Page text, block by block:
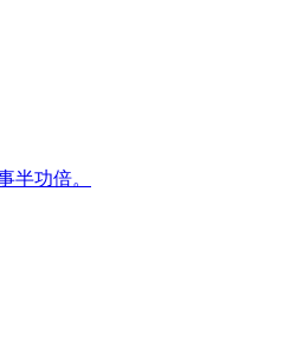
功倍。